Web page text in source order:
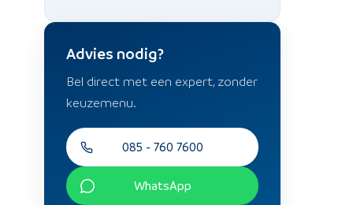
Advies nodig?
Bel direct met een expert, zonder
keuzemenu.
085 - 760 7600
WhatsApp